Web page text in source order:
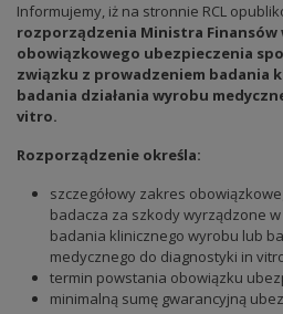
Informujemy, iż na stronnie RCL
rozporządzenia Ministra Finansów
obowiązkowego ubezpieczenia
związku z prowadzeniem badania
badania działania wyrobu
vitro.
Rozporządzenie określa:
szczegółowy zakres
badacza za szkody wyrządzone
badania klinicznego wyrobu lub
medycznego do diagnostyki in
termin powstania obowiązku
minimalną sumę gwarancyjną